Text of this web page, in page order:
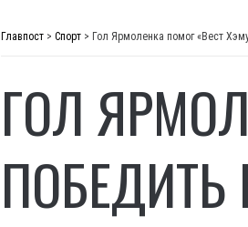
Главпост > Спорт > Гол Ярмоленка помог «Вест
ГОЛ
ПОБЕДИТЬ